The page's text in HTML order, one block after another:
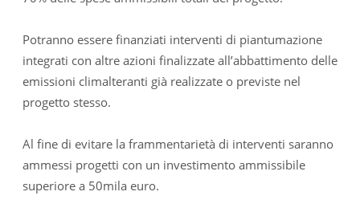
Potranno essere finanziati interventi di piantumazione
integrati con altre azioni finalizzate all’abbattimento delle
emissioni climalteranti già realizzate o previste nel
progetto stesso.
Al fine di evitare la frammentarietà di interventi saranno
ammessi progetti con un investimento ammissibile
superiore a 50mila euro.